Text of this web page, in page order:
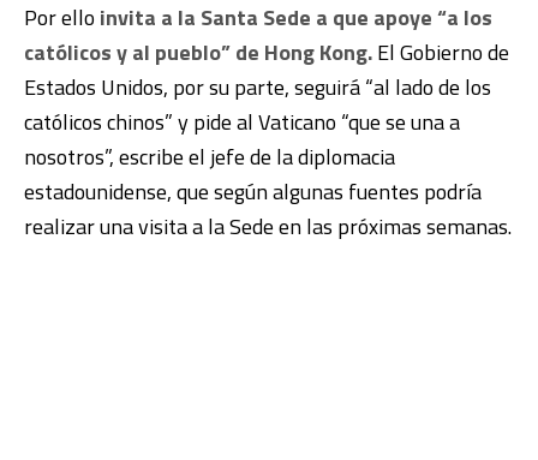
Por ello invita a la Santa Sede a que apoye “a los
católicos y al pueblo” de Hong Kong.El Gobierno de
Estados Unidos, por su parte, seguirá “al lado de los
católicos chinos” y pide al Vaticano “que se una a
nosotros”, escribe el jefe de la diplomacia
estadounidense, que según algunas fuentes podría
realizar una visita a la Sede en las próximas semanas.